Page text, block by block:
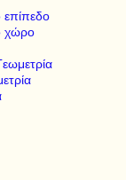
επίπεδο
χώρο